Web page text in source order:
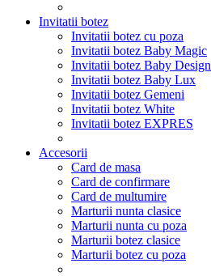
Invitatii botez
Invitatii botez cu poza
Invitatii botez Baby Magic
Invitatii botez Baby Design
Invitatii botez Baby Lux
Invitatii botez Gemeni
Invitatii botez White
Invitatii botez EXPRES
Accesorii
Card de masa
Card de confirmare
Card de multumire
Marturii nunta clasice
Marturii nunta cu poza
Marturii botez clasice
Marturii botez cu poza